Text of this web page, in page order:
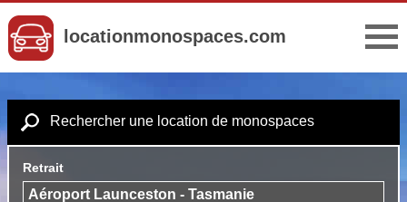
locationmonospaces.com
Rechercher une location de monospaces
Retrait